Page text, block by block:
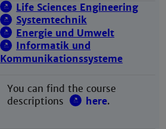
Life Sciences Engineering
Systemtechnik
Energie und Umwelt
Informatik und
Kommunikationssysteme
You can find the course
descriptions
here.